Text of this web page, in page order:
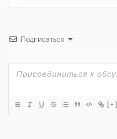
Подписаться
[+]